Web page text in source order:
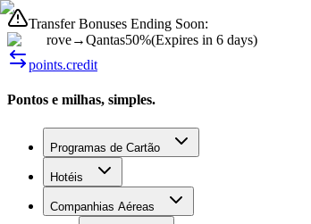
Transfer Bonuses Ending Soon:
rove→Qantas50%(Expires in 6 days)
points.credit
Pontos e milhas, simples.
Programas de Cartão
Hotéis
Companhias Aéreas